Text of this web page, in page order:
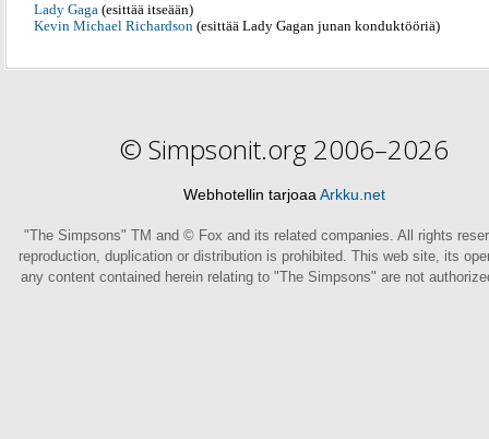
Lady Gaga (esittää itseään)
Kevin Michael Richardson (esittää Lady Gagan junan konduktööriä)
© Simpsonit.org 2006–2026
Webhotellin tarjoaa Arkku.net
"The Simpsons" TM and © Fox and its related companies. All rights
reproduction, duplication or distribution is prohibited. This web site, its
any content contained herein relating to "The Simpsons" are not